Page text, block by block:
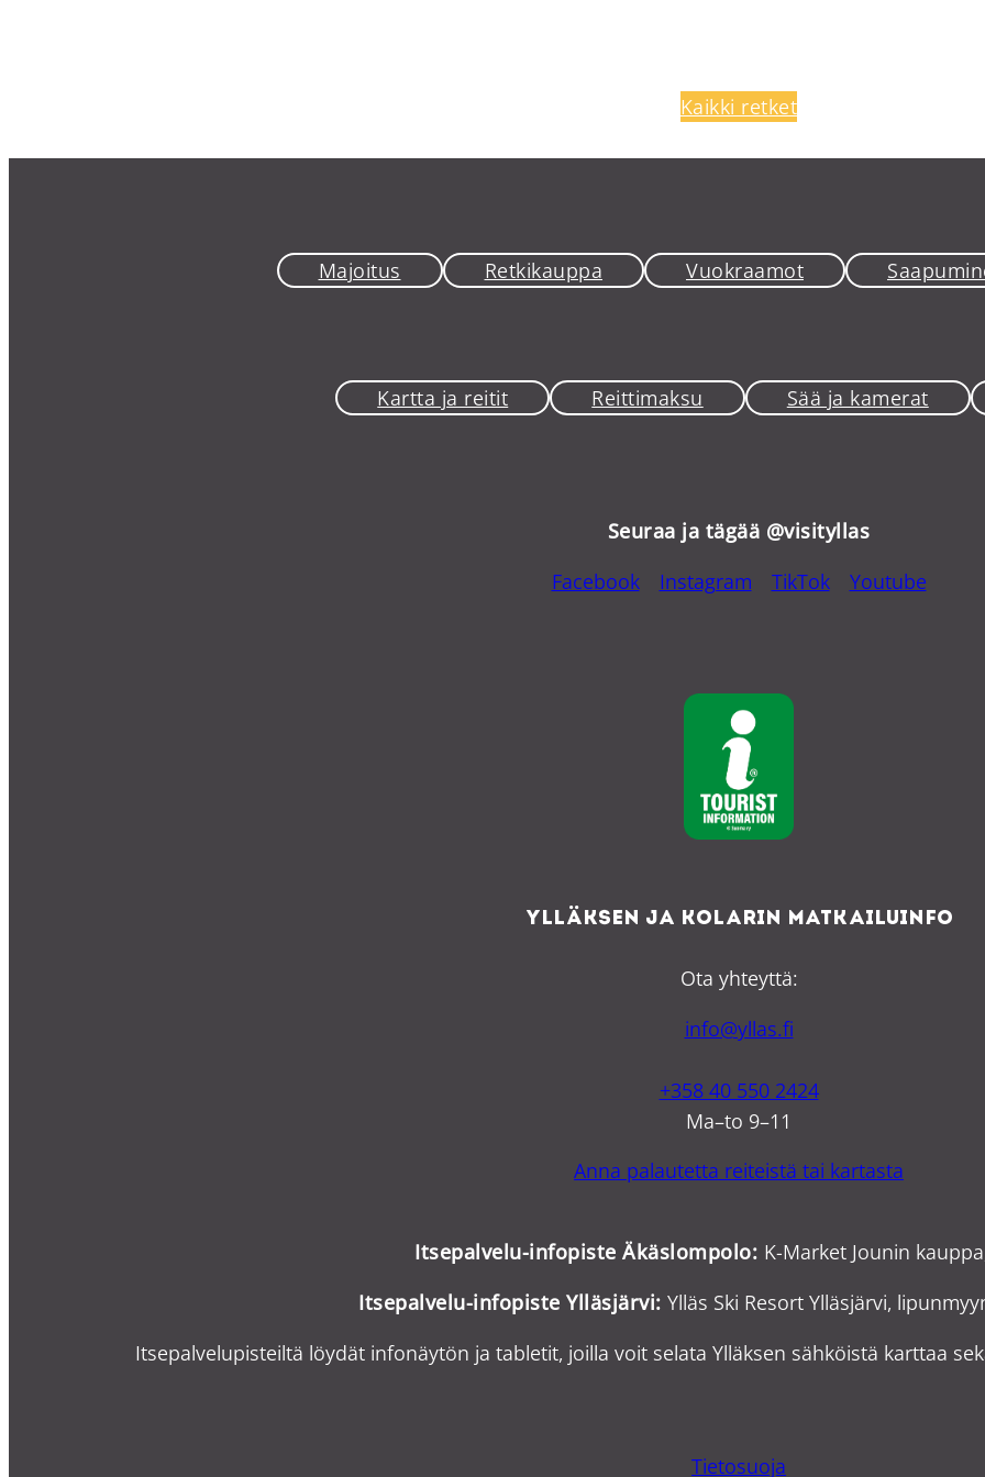
Kaikki retket
Majoitus Retkikauppa Vuokraamot
Kartta ja reitit Reittimaksu Sää ja kamerat
Seuraa ja tägää @visityllas
Facebook
Instagram TikTok Youtube
Ylläksen ja Kolarin matkailuinfo
Ota yhteyttä:
info@yllas.fi
+358 40 550 2424
Ma–to 9–11
Anna palautetta reiteistä tai kartasta
Itsepalvelu-infopiste Äkäslompolo: K-Market Jounin
Itsepalvelu-infopiste Ylläsjärvi: Ylläs Ski Resort Ylläsjärvi,
Itsepalvelupisteiltä löydät infonäytön ja tabletit, joilla voit selata Ylläksen sähköistä karttaa
Tietosuoja